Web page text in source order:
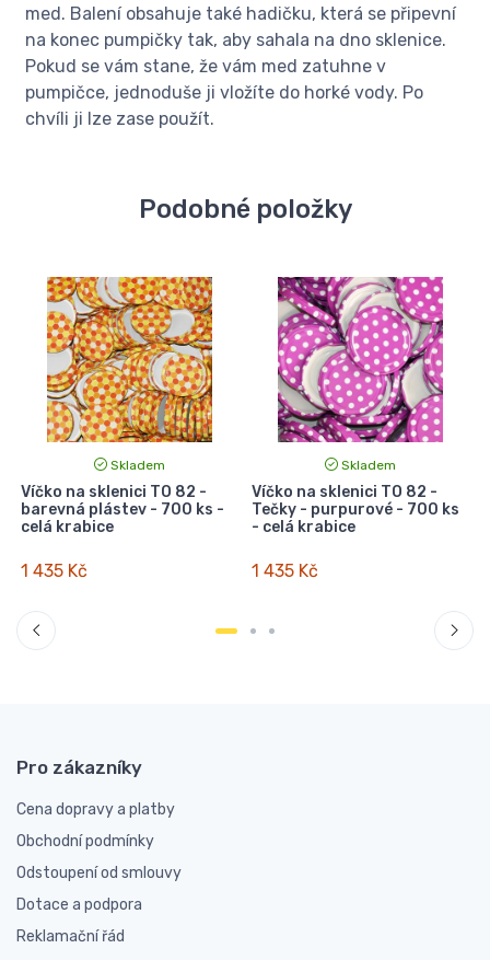
med. Balení obsahuje také hadičku, která se připevní
na konec pumpičky tak, aby sahala na dno sklenice.
Pokud se vám stane, že vám med zatuhne v
pumpičce, jednoduše ji vložíte do horké vody. Po
chvíli ji lze zase použít.
Podobné položky
Skladem
Víčko na sklenici TO 82 -
barevná plástev - 700 ks -
celá krabice
1 435 Kč
Skladem
Víčko na sklenici TO 82 -
Tečky - purpurové - 700 ks
- celá krabice
1 435 Kč
Pro zákazníky
Cena dopravy a platby
Obchodní podmínky
Odstoupení od smlouvy
Dotace a podpora
Reklamační řád